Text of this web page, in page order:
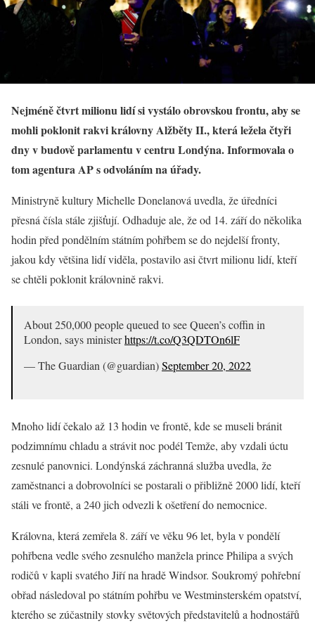
Nejméně čtvrt milionu lidí si vystálo obrovskou frontu, aby se
mohli poklonit rakvi královny Alžběty II., která ležela čtyři
dny v budově parlamentu v centru Londýna. Informovala o
tom agentura AP s odvoláním na úřady.
Ministryně kultury Michelle Donelanová uvedla, že úředníci
přesná čísla stále zjišťují. Odhaduje ale, že od 14. září do několika
hodin před pondělním státním pohřbem se do nejdelší fronty,
jakou kdy většina lidí viděla, postavilo asi čtvrt milionu lidí, kteří
se chtěli poklonit královnině rakvi.
About 250,000 people queued to see Queen’s coffin in
London, says ministerhttps://t.co/Q3QDTOn6lF
— The Guardian (@guardian)September 20, 2022
Mnoho lidí čekalo až 13 hodin ve frontě, kde se museli bránit
podzimnímu chladu a strávit noc podél Temže, aby vzdali úctu
zesnulé panovnici. Londýnská záchranná služba uvedla, že
zaměstnanci a dobrovolníci se postarali o přibližně 2000 lidí, kteří
stáli ve frontě, a 240 jich odvezli k ošetření do nemocnice.
Královna, která zemřela 8. září ve věku 96 let, byla v pondělí
pohřbena vedle svého zesnulého manžela prince Philipa a svých
rodičů v kapli svatého Jiří na hradě Windsor. Soukromý pohřební
obřad následoval po státním pohřbu ve Westminsterském opatství,
kterého se zúčastnily stovky světových představitelů a hodnostářů